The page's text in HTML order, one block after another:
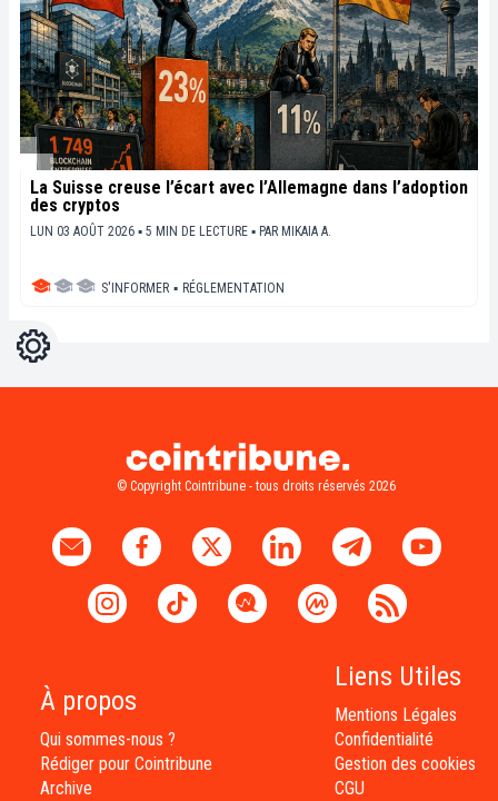
La Suisse creuse l’écart avec l’Allemagne dans l’adoption
des cryptos
LUN 03 AOÛT 2026 ▪ 5 MIN DE LECTURE ▪ PAR MIKAIA A.
S'INFORMER ▪ RÉGLEMENTATION
Réglages
© Copyright Cointribune - tous droits réservés 2026
À propos
Qui sommes-nous ?
Rédiger pour Cointribune
Archive
Liens Utiles
Mentions Légales
Confidentialité
Gestion des cookies
CGU